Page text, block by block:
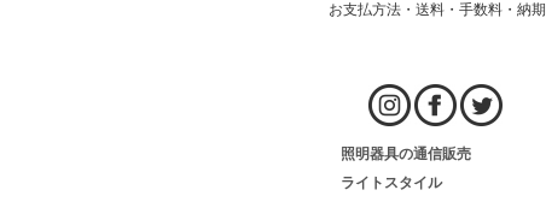
お支払方法・送料・手数料・納期
照明器具の通信販売
ライトスタイル